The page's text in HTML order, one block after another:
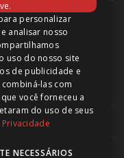
personalizar
analisar nosso
uso do nosso site
de publicidade e
las com
você forneceu a
do uso de seus
NECESSÁRIOS